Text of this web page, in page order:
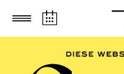
Zum Hauptinhalt springen